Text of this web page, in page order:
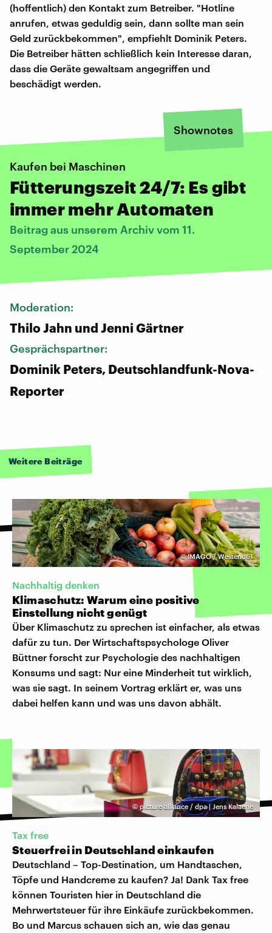
(hoffentlich) den Kontakt zum Betreiber. "Hotline
anrufen, etwas geduldig sein, dann sollte man sein
Geld zurückbekommen", empfiehlt Dominik Peters.
Die Betreiber hätten schließlich kein Interesse daran,
dass die Geräte gewaltsam angegriffen und
beschädigt werden.
Shownotes
Kaufen bei Maschinen
Fütterungszeit 24/7: Es gibt
immer mehr Automaten
Beitrag aus unserem Archiv vom 11.
September 2024
Moderation:
Thilo Jahn und Jenni Gärtner
Gesprächspartner:
Dominik Peters, Deutschlandfunk-Nova-
Reporter
Weitere Beiträge
©IMAGO / Westend61
Nachhaltig denken
Klimaschutz: Warum eine positive
Einstellung nicht genügt
Über Klimaschutz zu sprechen ist einfacher, als etwas
dafür zu tun. Der Wirtschaftspsychologe Oliver
Büttner forscht zur Psychologie des nachhaltigen
Konsums und sagt: Nur eine Minderheit tut wirklich,
was sie sagt. In seinem Vortrag erklärt er, was uns
dabei helfen kann und was uns davon abhält.
© picture alliance / dpa | Jens Kalaene
Tax free
Steuerfrei in Deutschland einkaufen
Deutschland – Top-Destination, um Handtaschen,
Töpfe und Handcreme zu kaufen? Ja! Dank Tax free
können Touristen hier in Deutschland die
Mehrwertsteuer für ihre Einkäufe zurückbekommen.
Bo und Marcus schauen sich an, wie das genau